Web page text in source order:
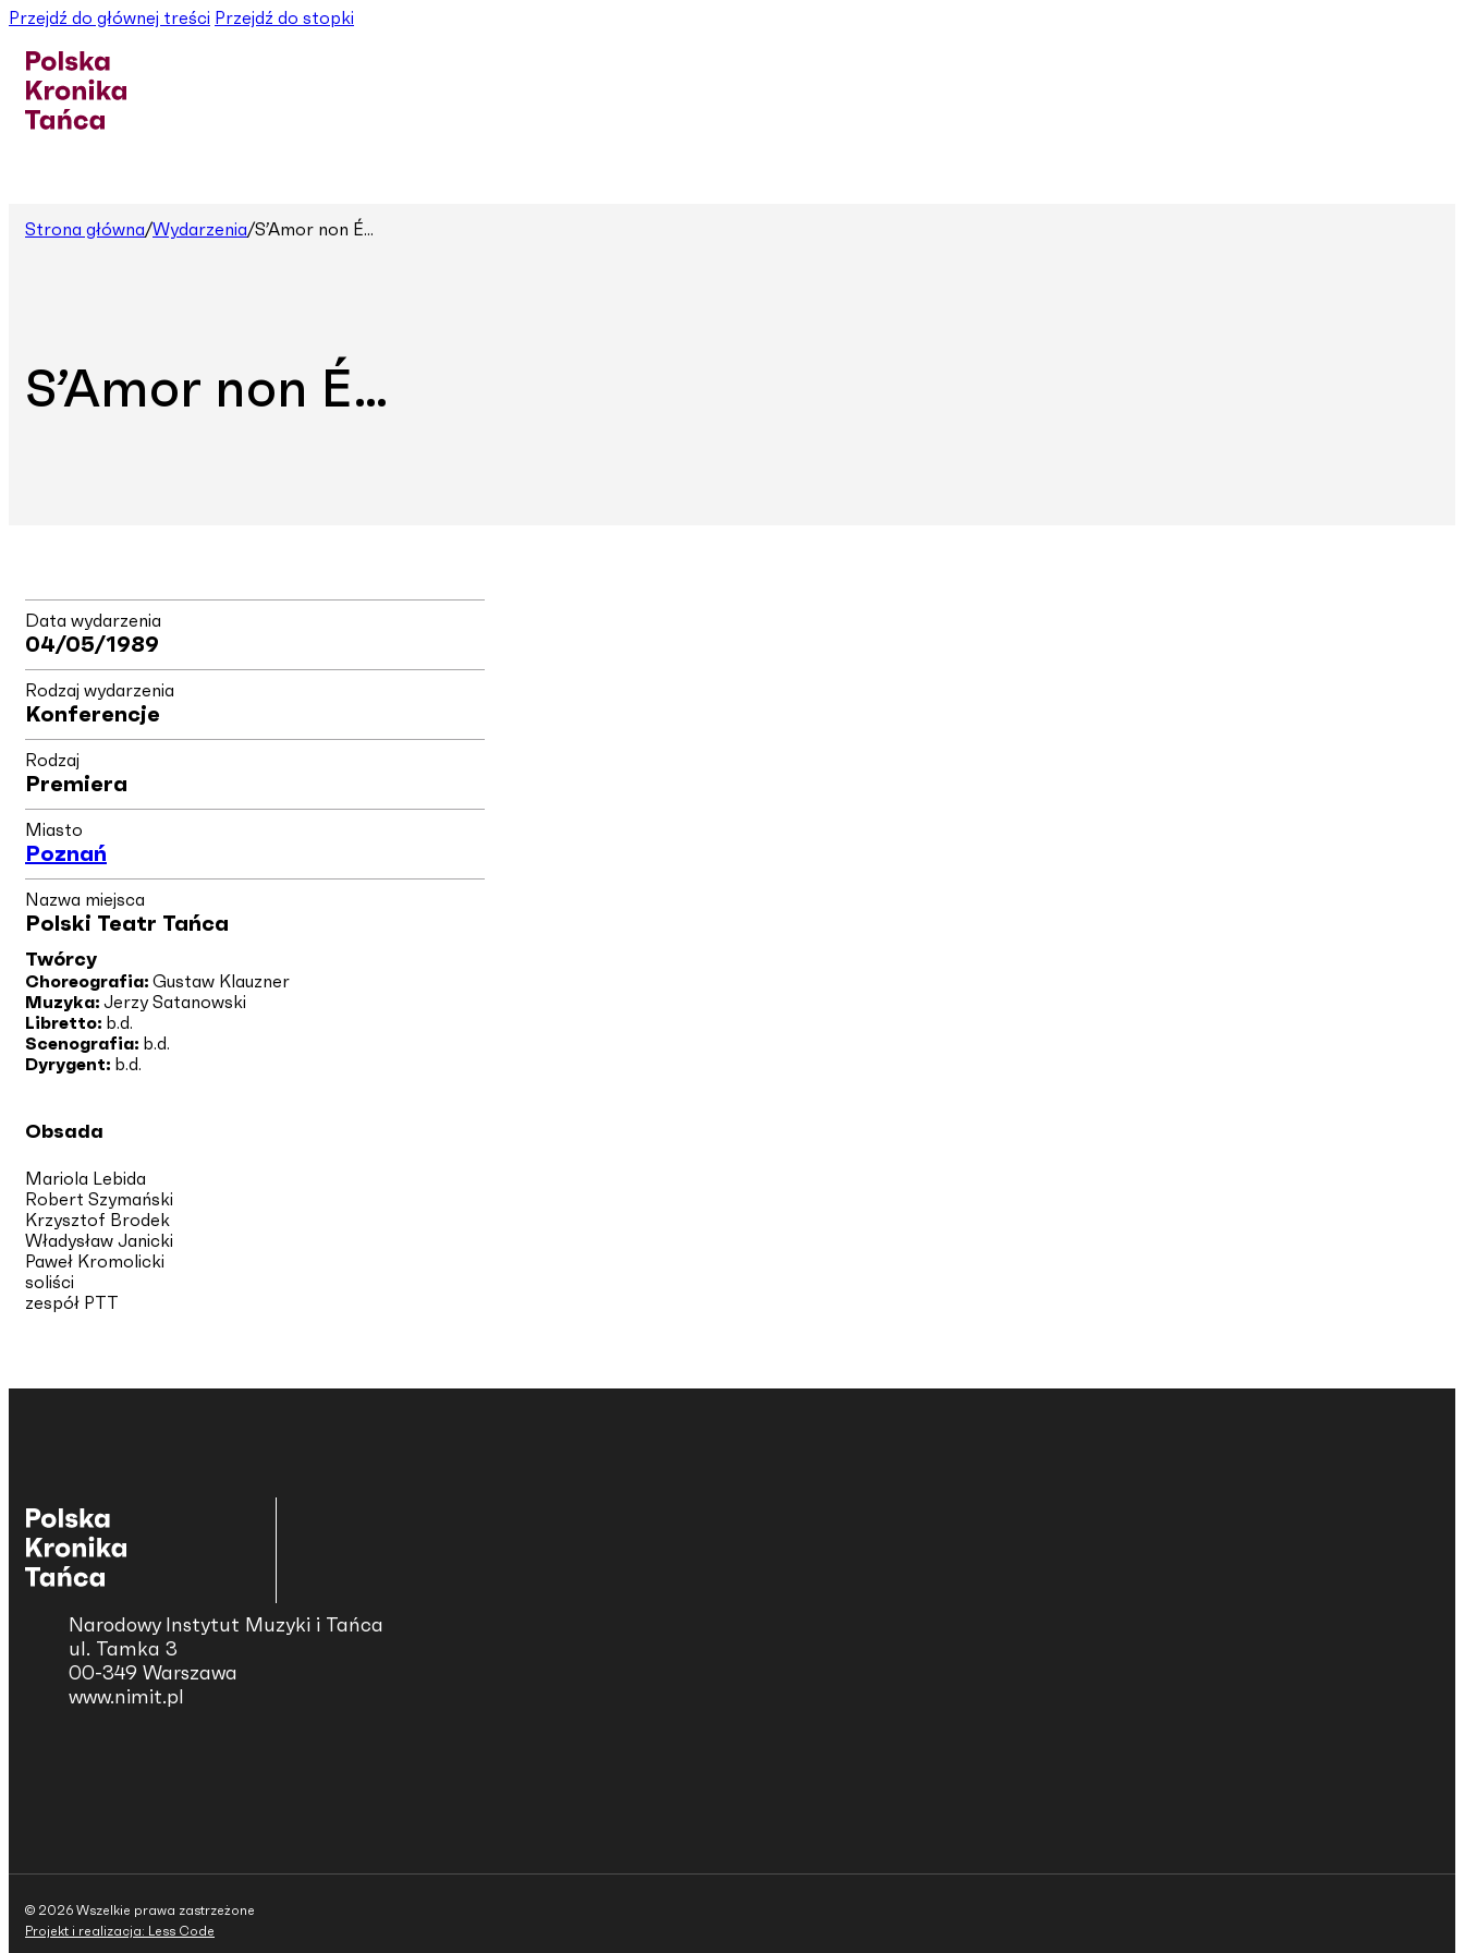
Przejdź do głównej treści Przejdź do stopki
Strona główna/Wydarzenia/S’Amor non É...
S’Amor non É…
Data wydarzenia
04/05/1989
Rodzaj wydarzenia
Konferencje
Rodzaj
Premiera
Miasto
Poznań
Nazwa miejsca
Polski Teatr Tańca
Twórcy
Choreografia: Gustaw Klauzner
Muzyka: Jerzy Satanowski
Libretto: b.d.
Scenografia: b.d.
Dyrygent: b.d.
Obsada
Mariola Lebida
Robert Szymański
Krzysztof Brodek
Władysław Janicki
Paweł Kromolicki
soliści
zespół PTT
Narodowy Instytut Muzyki i Tańca
ul. Tamka 3
00-349 Warszawa
www.nimit.pl
© 2026 Wszelkie prawa zastrzeżone
Projekt i realizacja: Less Code